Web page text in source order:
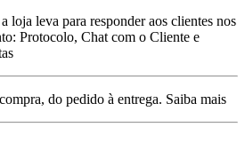
loja leva para responder aos clientes nos
Protocolo, Chat com o Cliente e
do pedido à entrega. Saiba mais